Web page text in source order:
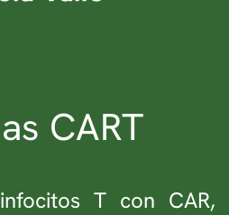
CART
T con CAR,